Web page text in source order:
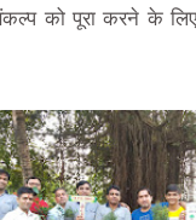
को पूरा करने के